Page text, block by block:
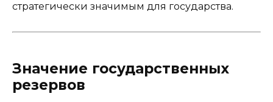
стратегически значимым для государства.
Значение государственных
резервов